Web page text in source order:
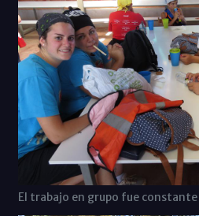
El trabajo en grupo fue constante